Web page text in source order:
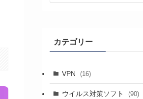
カテゴリー
VPN (16)
ウイルス対策ソフト (90)